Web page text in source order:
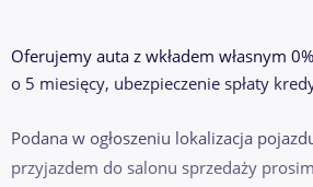
Oferujemy auta z wkładem własnym
o 5 miesięcy, ubezpieczenie spłaty
Podana w ogłoszeniu lokalizacja
przyjazdem do salonu sprzedaży